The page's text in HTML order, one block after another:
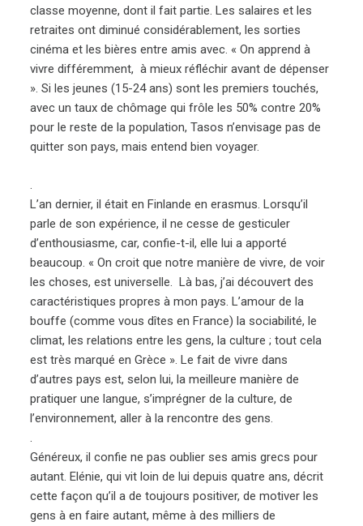
classe moyenne, dont il fait partie. Les salaires et les
retraites ont diminué considérablement, les sorties
cinéma et les bières entre amis avec. « On apprend à
vivre différemment, à mieux réfléchir avant de dépenser
». Si les jeunes (15-24 ans) sont les premiers touchés,
avec un taux de chômage qui frôle les 50% contre 20%
pour le reste de la population, Tasos n’envisage pas de
quitter son pays, mais entend bien voyager.
L’an dernier, il était en Finlande en erasmus. Lorsqu’il
parle de son expérience, il ne cesse de gesticuler
d’enthousiasme, car, confie-t-il, elle lui a apporté
beaucoup. « On croit que notre manière de vivre, de voir
les choses, est universelle. Là bas, j’ai découvert des
caractéristiques propres à mon pays. L’amour de la
bouffe (comme vous dîtes en France) la sociabilité, le
climat, les relations entre les gens, la culture ; tout cela
est très marqué en Grèce ». Le fait de vivre dans
d’autres pays est, selon lui, la meilleure manière de
pratiquer une langue, s’imprégner de la culture, de
l’environnement, aller à la rencontre des gens.
Généreux, il confie ne pas oublier ses amis grecs pour
autant. Elénie, qui vit loin de lui depuis quatre ans, décrit
cette façon qu’il a de toujours positiver, de motiver les
gens à en faire autant, même à des milliers de